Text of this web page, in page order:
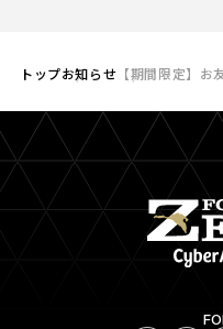
トップお知らせ 【期間限定】お